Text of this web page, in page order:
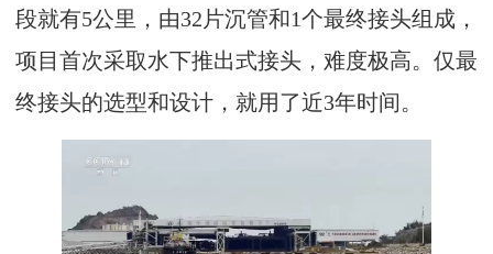
段就有5公里，由32片沉管和1个最终接头组成，
项目首次采取水下推出式接头，难度极高。仅最
终接头的选型和设计，就用了近3年时间。